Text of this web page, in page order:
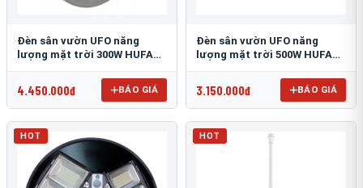
Đèn sân vườn UFO năng
lượng mặt trời 300W HUFA
4.450.000đ BÁO GIÁ
Đèn sân vườn UFO năng
lượng mặt trời 500W HUFA
3.150.000đ BÁO GIÁ
HOT HOT